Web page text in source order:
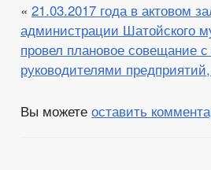
« 21.03.2017 года в актовом
администрации Шатойского
провел плановое совещание
руководителями
Вы можете оставить